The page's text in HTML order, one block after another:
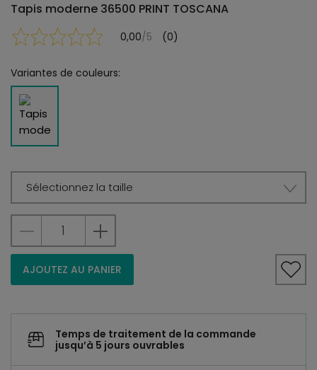
Tapis moderne 36500 PRINT TOSCANA
0,00/5 (0)
Variantes de couleurs:
Sélectionnez la taille
AJOUTEZ AU PANIER
Temps de traitement de la commande
jusqu’à 5 jours ouvrables